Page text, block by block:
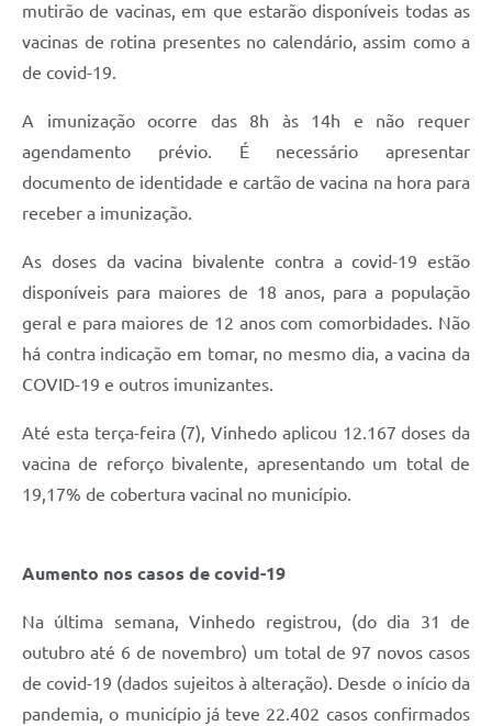
Contratos
Associação dos Servidores Públicos Municipais de
Vinhedo
Audiências Públicas
Carta de Serviços
Arquivos para Download
Galeria de Vídeos
Legislação
Serviços Online
mutirão de vacinas, em que estarão disponíveis todas as
vacinas de rotina presentes no calendário, assim como a
de covid-19.
A imunização ocorre das 8h às 14h e não requer
agendamento prévio. É necessário apresentar
documento de identidade e cartão de vacina na hora para
receber a imunização.
As doses da vacina bivalente contra a covid-19 estão
disponíveis para maiores de 18 anos, para a população
geral e para maiores de 12 anos com comorbidades. Não
há contra indicação em tomar, no mesmo dia, a vacina da
COVID-19 e outros imunizantes.
Até esta terça-feira (7), Vinhedo aplicou 12.167 doses da
vacina de reforço bivalente, apresentando um total de
19,17% de cobertura vacinal no município.
Aumento nos casos de covid-19
Na última semana, Vinhedo registrou, (do dia 31 de
outubro até 6 de novembro) um total de 97 novos casos
de covid-19 (dados sujeitos à alteração). Desde o início da
pandemia, o município já teve 22.402 casos confirmados